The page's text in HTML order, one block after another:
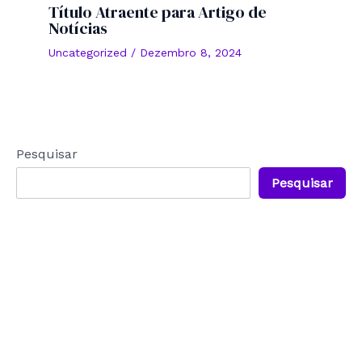
Título Atraente para Artigo de
Notícias
Uncategorized / Dezembro 8, 2024
Pesquisar
Pesquisar